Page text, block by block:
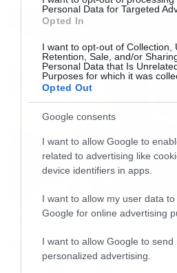
Personal Data for Targeted
Opted In
I want to opt-out of Collection,
Retention, Sale, and/or
Personal Data that Is
Purposes for which it was
Opted Out
Google consents
I want to allow Google to
related to advertising like
device identifiers in apps.
I want to allow my user data
Google for online advertising
I want to allow Google to send
personalized advertising.
ήδη και κάποιους που δεν
το όνομα αυτής της ομάδας
Avengers.
Όσο για τα πλάνα μετά από
Kevin Feige ήταν σαφής ότι
σχεδιασμό για τα επόμενα
θεώρησαν ότι έντεκα
αρκετές για αυτή την
υπάρχει πλάνο πλάνο για
MCU που θα οδηγήσει στο
crossover event.
Movies
Box Office: Οι
πρεμιέρες όλων